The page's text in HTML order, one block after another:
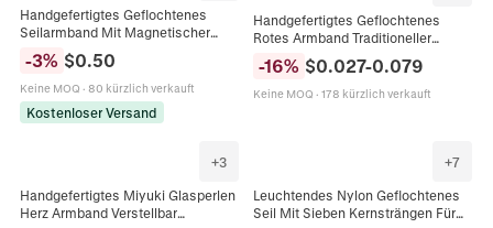
Handgefertigtes Geflochtenes
Seilarmband Mit Magnetischer
Legierungsschnalle Glücksschnur
Schmuck Für Paare Valentinstag
Geschenk Täglich
-3% $0.50
Keine MOQ · 80 kürzlich verkauft
Kostenloser Versand
Handgefertigtes Geflochtenes
Rotes Armband Traditioneller
Diamantknoten Verstellbarer
Einfacher Kordelschmuck Unisex
Minimalist
-16% $0.027-0.079
Keine MOQ · 178 kürzlich verkauft
+3
Handgefertigtes Miyuki Glasperlen
Herz Armband Verstellbar
+7
Leuchtendes Nylon Geflochtenes
Seil Mit Sieben Kernsträngen Für